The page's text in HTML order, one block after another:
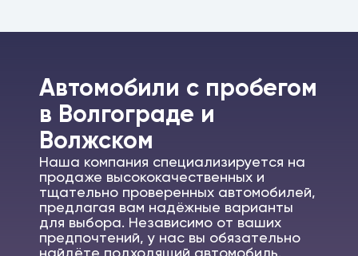
Автомобили c пробегом
в Волгограде и
Волжском
Наша компания специализируется на
продаже высококачественных и
тщательно проверенных автомобилей,
предлагая вам надёжные варианты
для выбора. Независимо от ваших
предпочтений, у нас вы обязательно